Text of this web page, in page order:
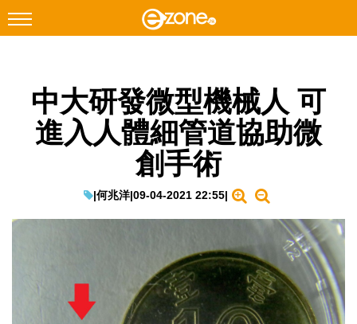
Facebook Instagram
科技焦點
教學評測
IT Times
生成式AI與雲端應用
中大研發微型機械人 可
進入人體細管道協助微
創手術
|何兆洋|09-04-2021 22:55|